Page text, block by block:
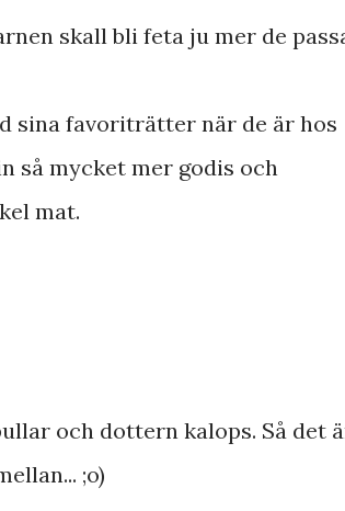
skall bli feta ju mer de
sina favoriträtter när de är hos
så mycket mer godis och
mat.
och dottern kalops. Så det
;o)